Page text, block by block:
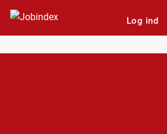
Log ind